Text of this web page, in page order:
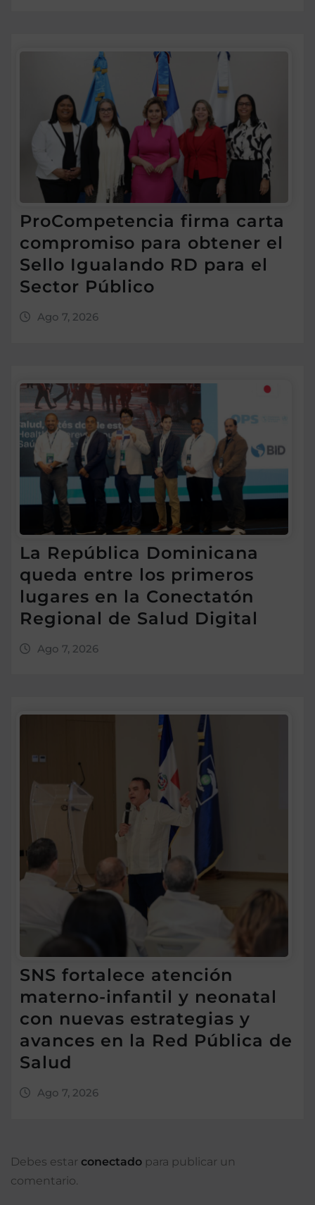
ProCompetencia firma carta
compromiso para obtener el
Sello Igualando RD para el
Sector Público
Ago 7, 2026
La República Dominicana
queda entre los primeros
lugares en la Conectatón
Regional de Salud Digital
Ago 7, 2026
SNS fortalece atención
materno-infantil y neonatal
con nuevas estrategias y
avances en la Red Pública de
Salud
Ago 7, 2026
Debes estar conectado para publicar un
comentario.